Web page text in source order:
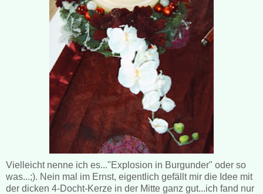
Vielleicht nenne ich es..."Explosion in Burgunder" oder so
was...;). Nein mal im Ernst, eigentlich gefällt mir die Idee mit
der dicken 4-Docht-Kerze in der Mitte ganz gut...ich fand nur